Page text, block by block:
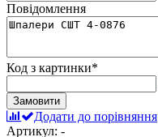
Повідомлення
Код з картинки*
Замовити
Додати до порівняння
Артикул: -